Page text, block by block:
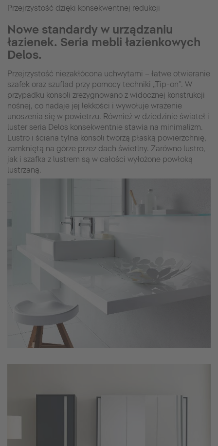
Przejrzystość dzięki konsekwentnej redukcji
Nowe standardy w urządzaniu
łazienek. Seria mebli łazienkowych
Delos.
Przejrzystość niezakłócona uchwytami – łatwe otwieranie
szafek oraz szuflad przy pomocy techniki „Tip-on”. W
przypadku konsoli zrezygnowano z widocznej konstrukcji
nośnej, co nadaje jej lekkości i wywołuje wrażenie
unoszenia się w powietrzu. Również w dziedzinie świateł i
luster seria Delos konsekwentnie stawia na minimalizm.
Lustro i ściana tylna konsoli tworzą płaską powierzchnię,
zamkniętą na górze przez dach świetlny. Zarówno lustro,
jak i szafka z lustrem są w całości wyłożone powłoką
lustrzaną.